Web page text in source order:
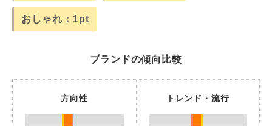
おしゃれ：1pt
ブランドの傾向比較
方向性 トレンド・流行